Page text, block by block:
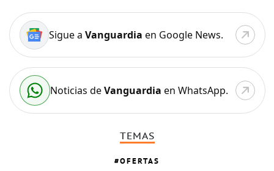
Sigue a Vanguardia en Google News.
Noticias deVanguardia en WhatsApp.
TEMAS
OFERTAS